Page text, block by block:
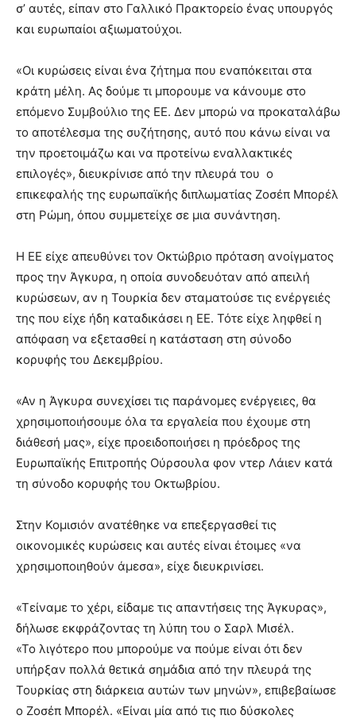
σ’ αυτές, είπαν στο Γαλλικό Πρακτορείο ένας υπουργός
και ευρωπαίοι αξιωματούχοι.
«Οι κυρώσεις είναι ένα ζήτημα που εναπόκειται στα
κράτη μέλη. Ας δούμε τι μπορουμε να κάνουμε στο
επόμενο Συμβούλιο της ΕΕ. Δεν μπορώ να προκαταλάβω
το αποτέλεσμα της συζήτησης, αυτό που κάνω είναι να
την προετοιμάζω και να προτείνω εναλλακτικές
επιλογές», διευκρίνισε από την πλευρά του ο
επικεφαλής της ευρωπαϊκής διπλωματίας Ζοσέπ Μπορέλ
στη Ρώμη, όπου συμμετείχε σε μια συνάντηση.
Η ΕΕ είχε απευθύνει τον Οκτώβριο πρόταση ανοίγματος
προς την Άγκυρα, η οποία συνοδευόταν από απειλή
κυρώσεων, αν η Τουρκία δεν σταματούσε τις ενέργειές
της που είχε ήδη καταδικάσει η ΕΕ. Τότε είχε ληφθεί η
απόφαση να εξετασθεί η κατάσταση στη σύνοδο
κορυφής του Δεκεμβρίου.
«Αν η Άγκυρα συνεχίσει τις παράνομες ενέργειες, θα
χρησιμοποιήσουμε όλα τα εργαλεία που έχουμε στη
διάθεσή μας», είχε προειδοποιήσει η πρόεδρος της
Ευρωπαϊκής Επιτροπής Ούρσουλα φον ντερ Λάιεν κατά
τη σύνοδο κορυφής του Οκτωβρίου.
Στην Κομισιόν ανατέθηκε να επεξεργασθεί τις
οικονομικές κυρώσεις και αυτές είναι έτοιμες «να
χρησιμοποιηθούν άμεσα», είχε διευκρινίσει.
«Τείναμε το χέρι, είδαμε τις απαντήσεις της Άγκυρας»,
δήλωσε εκφράζοντας τη λύπη του ο Σαρλ Μισέλ.
«Το λιγότερο που μπορούμε να πούμε είναι ότι δεν
υπήρξαν πολλά θετικά σημάδια από την πλευρά της
Τουρκίας στη διάρκεια αυτών των μηνών», επιβεβαίωσε
ο Ζοσέπ Μπορέλ. «Είναι μία από τις πιο δύσκολες